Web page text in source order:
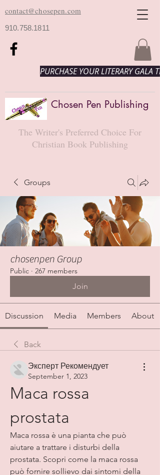
contact@chosepen.com
910.758.1811
PURCHASE YOUR LITERARY GALA
Chosen Pen Publishing
The Writer's Preferred Choice For
Christian Book Publishing
Groups
chosenpen Group
Public · 267 members
Join
Discussion Media Members About
Back
Эксперт Рекомендует
September 1, 2023
Maca rossa
prostata
Maca rossa è una pianta che può
aiutare a trattare i disturbi della
prostata. Scopri come la maca rossa
può fornire sollievo dai sintomi della